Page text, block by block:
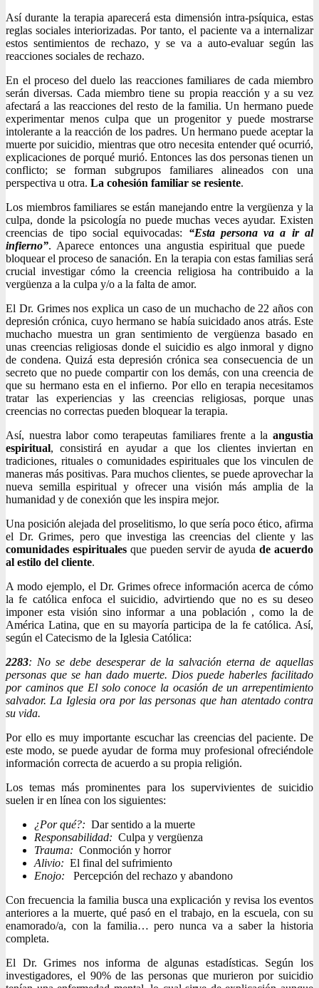
Así durante la terapia aparecerá esta dimensión intra-psíquica, estas
reglas sociales interiorizadas. Por tanto, el paciente va a internalizar
estos sentimientos de rechazo, y se va a auto-evaluar según las
reacciones sociales de rechazo.
En el proceso del duelo las reacciones familiares de cada miembro
serán diversas. Cada miembro tiene su propia reacción y a su vez
afectará a las reacciones del resto de la familia. Un hermano puede
experimentar menos culpa que un progenitor y puede mostrarse
intolerante a la reacción de los padres. Un hermano puede aceptar la
muerte por suicidio, mientras que otro necesita entender qué ocurrió,
explicaciones de porqué murió. Entonces las dos personas tienen un
conflicto; se forman subgrupos familiares alineados con una
perspectiva u otra. La cohesión familiar se resiente.
Los miembros familiares se están manejando entre la vergüenza y la
culpa, donde la psicología no puede muchas veces ayudar. Existen
creencias de tipo social equivocadas: “Esta persona va a ir al
infierno”. Aparece entonces una angustia espiritual que puede
bloquear el proceso de sanación. En la terapia con estas familias será
crucial investigar cómo la creencia religiosa ha contribuido a la
vergüenza a la culpa y/o a la falta de amor.
El Dr. Grimes nos explica un caso de un muchacho de 22 años con
depresión crónica, cuyo hermano se había suicidado anos atrás. Este
muchacho muestra un gran sentimiento de vergüenza basado en
unas creencias religiosas donde el suicidio es algo inmoral y digno
de condena. Quizá esta depresión crónica sea consecuencia de un
secreto que no puede compartir con los demás, con una creencia de
que su hermano esta en el infierno. Por ello en terapia necesitamos
tratar las experiencias y las creencias religiosas, porque unas
creencias no correctas pueden bloquear la terapia.
Así, nuestra labor como terapeutas familiares frente a la angustia
espiritual, consistirá en ayudar a que los clientes inviertan en
tradiciones, rituales o comunidades espirituales que los vinculen de
maneras más positivas. Para muchos clientes, se puede aprovechar la
nueva semilla espiritual y ofrecer una visión más amplia de la
humanidad y de conexión que les inspira mejor.
Una posición alejada del proselitismo, lo que sería poco ético, afirma
el Dr. Grimes, pero que investiga las creencias del cliente y las
comunidades espiritualesque pueden servir de ayudade acuerdo
al estilo del cliente.
A modo ejemplo, el Dr. Grimes ofrece información acerca de cómo
la fe católica enfoca el suicidio, advirtiendo que no es su deseo
imponer esta visión sino informar a una población , como la de
América Latina, que en su mayoría participa de la fe católica. Así,
según el Catecismo de la Iglesia Católica:
2283: No se debe desesperar de la salvación eterna de aquellas
personas que se han dado muerte. Dios puede haberles facilitado
por caminos que El solo conoce la ocasión de un arrepentimiento
salvador. La Iglesia ora por las personas que han atentado contra
su vida.
Por ello es muy importante escuchar las creencias del paciente. De
este modo, se puede ayudar de forma muy profesional ofreciéndole
información correcta de acuerdo a su propia religión.
Los temas más prominentes para los supervivientes de suicidio
suelen ir en línea con los siguientes:
¿Por qué?: Dar sentido a la muerte
Responsabilidad: Culpa y vergüenza
Trauma: Conmoción y horror
Alivio: El final del sufrimiento
Enojo:
Percepción del rechazo y abandono
Con frecuencia la familia busca una explicación y revisa los eventos
anteriores a la muerte, qué pasó en el trabajo, en la escuela, con su
enamorado/a, con la familia… pero nunca va a saber la historia
completa.
El Dr. Grimes nos informa de algunas estadísticas. Según los
investigadores, el 90% de las personas que murieron por suicidio